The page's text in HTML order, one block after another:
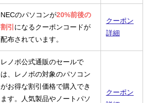
NECのパソコンが20%前後の
割引 になるクーポンコードが
配布されています。
クーポン
詳細
レノボ公式通販のセールで
は、レノボの対象のパソコン
がお得な割引価格で購入でき
ます。人気製品やノートパソ
クーポン